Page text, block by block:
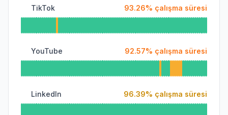
TikTok 93.26% çalışma süresi
YouTube 92.57% çalışma süresi
LinkedIn 96.39% çalışma süresi